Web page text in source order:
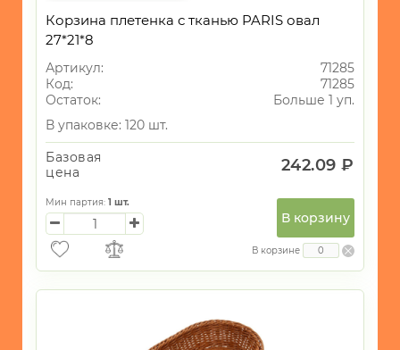
Корзина плетенка с тканью PARIS овал
27*21*8
Артикул:
71285
Код:
71285
Остаток:
Больше 1 уп.
В упаковке: 120 шт.
Базовая
цена
242.09 ₽
Мин партия: 1 шт.
В корзину
В корзине